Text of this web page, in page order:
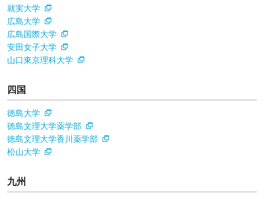
就実大学
広島大学
広島国際大学
安田女子大学
山口東京理科大学
四国
徳島大学
徳島文理大学薬学部
徳島文理大学香川薬学部
松山大学
九州